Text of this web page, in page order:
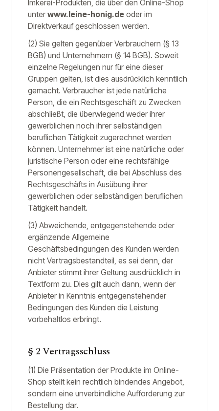
Imkerei-Produkten, die über den Online-Shop
unter www.leine-honig.de oder im
Direktverkauf geschlossen werden.
(2) Sie gelten gegenüber Verbrauchern (§ 13
BGB) und Unternehmern (§ 14 BGB). Soweit
einzelne Regelungen nur für eine dieser
Gruppen gelten, ist dies ausdrücklich kenntlich
gemacht. Verbraucher ist jede natürliche
Person, die ein Rechtsgeschäft zu Zwecken
abschließt, die überwiegend weder ihrer
gewerblichen noch ihrer selbständigen
beruflichen Tätigkeit zugerechnet werden
können. Unternehmer ist eine natürliche oder
juristische Person oder eine rechtsfähige
Personengesellschaft, die bei Abschluss des
Rechtsgeschäfts in Ausübung ihrer
gewerblichen oder selbständigen beruflichen
Tätigkeit handelt.
(3) Abweichende, entgegenstehende oder
ergänzende Allgemeine
Geschäftsbedingungen des Kunden werden
nicht Vertragsbestandteil, es sei denn, der
Anbieter stimmt ihrer Geltung ausdrücklich in
Textform zu. Dies gilt auch dann, wenn der
Anbieter in Kenntnis entgegenstehender
Bedingungen des Kunden die Leistung
vorbehaltlos erbringt.
§ 2 Vertragsschluss
(1) Die Präsentation der Produkte im Online-
Shop stellt kein rechtlich bindendes Angebot,
sondern eine unverbindliche Aufforderung zur
Bestellung dar.